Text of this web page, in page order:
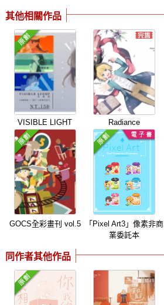
其他相關作品
VISIBLE LIGHT Radiance
GOCS全彩畫刊 vol.5
「Pixel Art3」像素非商
業委託本
同作者其他作品